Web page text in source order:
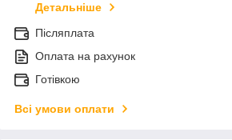
Детальніше
Післяплата
Оплата на рахунок
Готівкою
Всі умови оплати